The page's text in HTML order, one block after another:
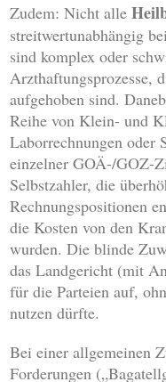
Zudem: Nicht alle
streitwertunabhängig
sind komplex oder
Arzthaftungsprozesse,
aufgehoben sind.
Reihe von Klein- und
Laborrechnungen oder
einzelner GOÄ-/GOZ-
Selbstzahler, die
Rechnungspositionen
die Kosten von den
wurden. Die blinde
das Landgericht (mit
für die Parteien auf,
nutzen dürfte.
Bei einer allgemeinen
Forderungen